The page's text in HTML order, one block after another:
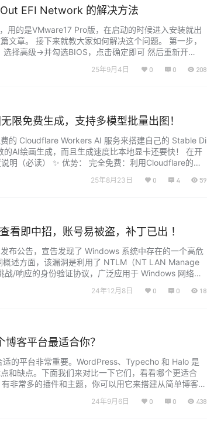
EFI Network 的解决方法
用的是VMware17 Pro版，在启动的时候进入安装就出
章。 接下来就教大家如何解决这个问题。 第一步，
择高级->并勾选BIOS，点击确定即可 然后重新开
25年9月4日 0 0 208
限免费生成，支持多模型批量出图！
的 Cloudflare Workers AI 服务来搭建自己的 Stable Di
AI绘画生成，而且生成速度比本地显卡还要快！ 在开
明（必读） ✨ 优势： 完全免费：利用Cloudflare的免
，有网就能用…...
25年8月23日 0 4 59
看即中招，账号易被盗，补丁已出 ！
布公告，宣告发现了 Windows 系统中存在的一个高危
述方面，该漏洞是利用了 NTLM（NT LAN Manage
/响应的身份验证协议，广泛应用于 Windows 网络之
保护。 至于漏洞危害，…...
24年12月8日 0 0 18
客平台最适合你？
的平台非常重要。WordPress、Typecho 和 Halo 是
和缺点。下面我们来对比一下它们，看看哪个更适合
非常多的插件和主题，你可以用它来搭建从简单博客到
是全球最流行的博客…...
24年9月6日 0 0 438